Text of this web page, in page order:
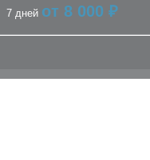
7 дней от 8 000 ₽